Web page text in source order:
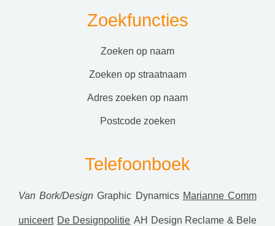
Zoekfuncties
zoeken op naam
zoeken op straatnaam
adres zoeken op naam
postcode zoeken
Telefoonboek
Van Bork/Design Graphic Dynamics Marianne Comm
uniceert De Designpolitie AH Design Reclame & Bele